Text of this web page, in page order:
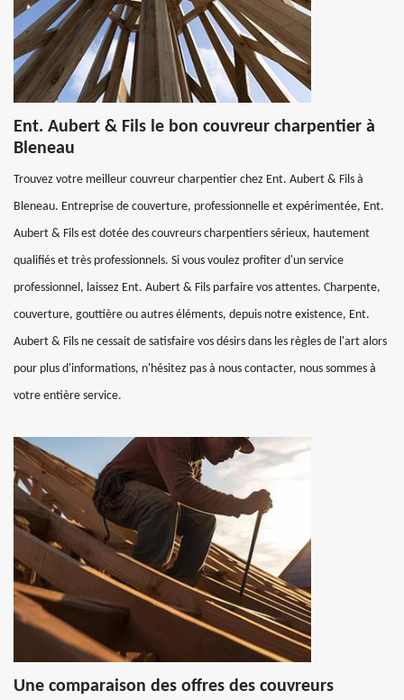
Ent. Aubert & Fils le bon couvreur charpentier à
Bleneau
Trouvez votre meilleur couvreur charpentier chez Ent. Aubert & Fils à
Bleneau. Entreprise de couverture, professionnelle et expérimentée, Ent.
Aubert & Fils est dotée des couvreurs charpentiers sérieux, hautement
qualifiés et très professionnels. Si vous voulez profiter d'un service
professionnel, laissez Ent. Aubert & Fils parfaire vos attentes. Charpente,
couverture, gouttière ou autres éléments, depuis notre existence, Ent.
Aubert & Fils ne cessait de satisfaire vos désirs dans les règles de l'art alors
pour plus d'informations, n'hésitez pas à nous contacter, nous sommes à
votre entière service.
Une comparaison des offres des couvreurs